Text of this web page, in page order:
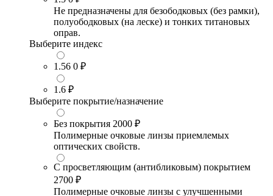
Не предназначены для безободковых (без рамки),
полуободковых (на леске) и тонких титановых
оправ.
Выберите индекс
1.56 0 ₽
1.6 ₽
Выберите покрытие/назначение
Без покрытия 2000 ₽
Полимерные очковые линзы приемлемых
оптических свойств.
С просветляющим (антибликовым) покрытием
2700 ₽
Полимерные очковые линзы с улучшенными